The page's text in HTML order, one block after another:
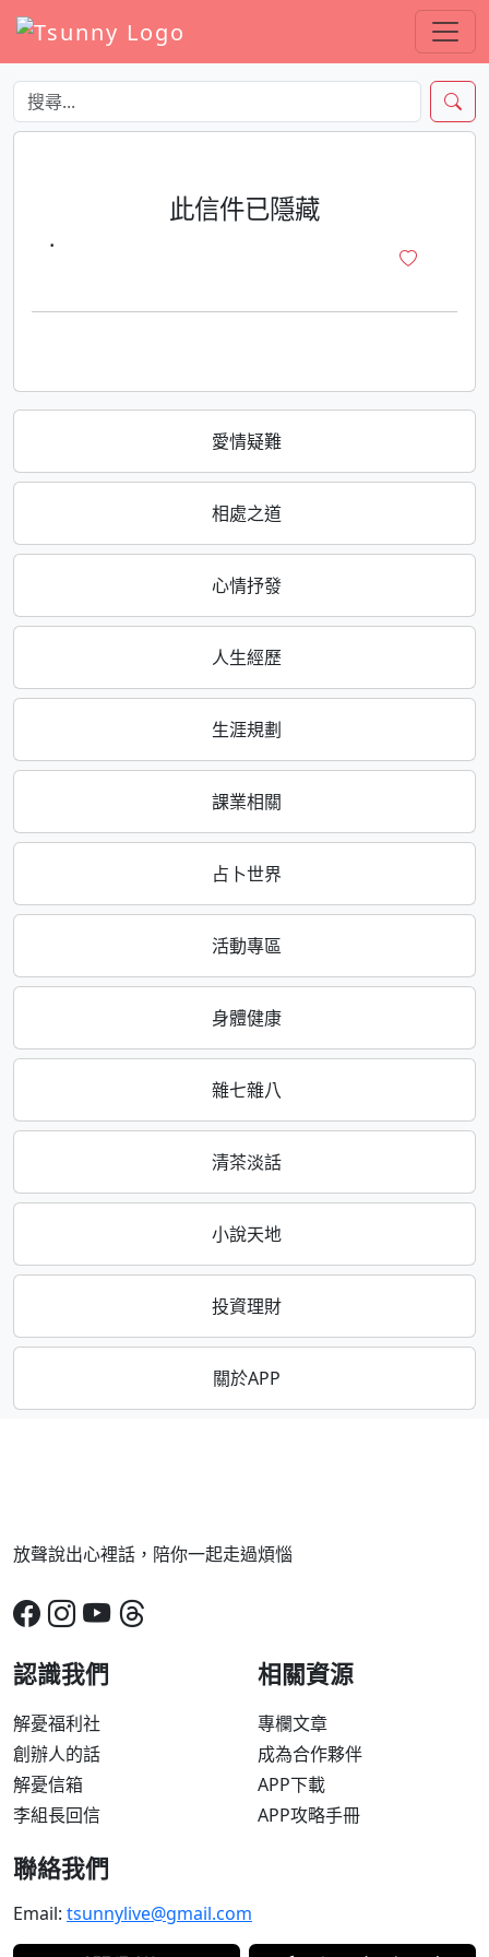
愛情疑難
相處之道
心情抒發
人生經歷
生涯規劃
課業相關
占卜世界
活動專區
身體健康
雜七雜八
清茶淡話
小說天地
投資理財
關於APP
此信件已隱藏
·
放聲說出心裡話，陪你一起走過煩惱
認識我們
解憂福利社
創辦人的話
解憂信箱
李組長回信
相關資源
專欄文章
成為合作夥伴
APP下載
APP攻略手冊
聯絡我們
Email: tsunnylive@gmail.com